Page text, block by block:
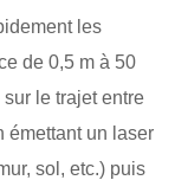
les
de 0,5 m à 50
le trajet entre
émettant un laser
sol, etc.) puis